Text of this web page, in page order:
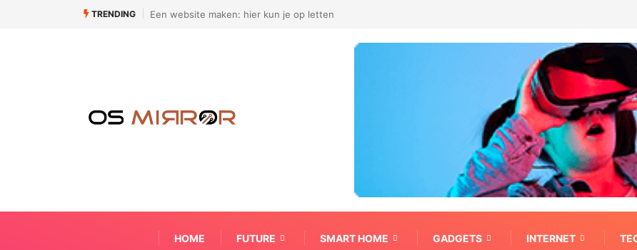
TRENDING
Een website maken: hier kun je op lettenHoe ziet een modern bedrijf er uit?
HOME FUTURE SMART HOME GADGETS INTERNET